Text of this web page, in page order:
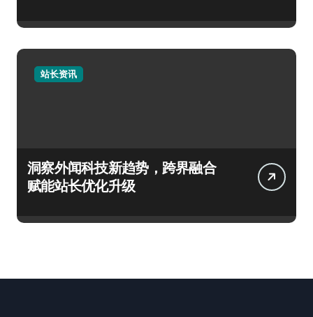
站长资讯
洞察外闻科技新趋势，跨界融合
赋能站长优化升级